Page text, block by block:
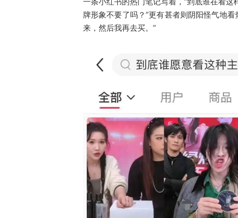
牌形象不要了吗？”更有甚者则阴阳怪气地
来，然后我再去买。”